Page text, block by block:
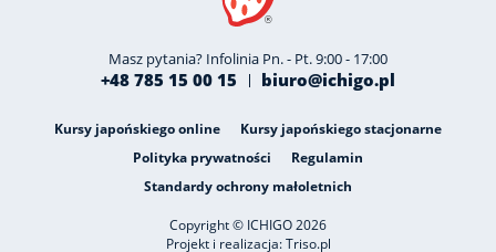
Masz pytania? Infolinia Pn. - Pt. 9:00 - 17:00
+48 785 15 00 15 biuro@ichigo.pl
Kursy japońskiego online
Kursy japońskiego stacjonarne
Polityka prywatności
Regulamin
Standardy ochrony małoletnich
Copyright © ICHIGO 2026
Projekt i realizacja:Triso.pl